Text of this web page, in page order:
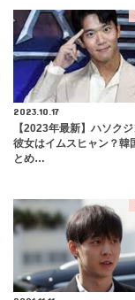
2023.10.17
【2023年最新】ハソク
彼女はイムスヒャン？韓
とめ…